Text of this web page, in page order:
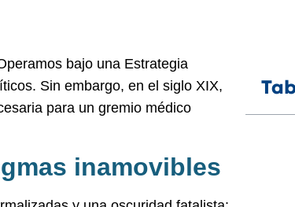
bajo una Estrategia
Sin embargo, en el siglo XIX,
para un gremio médico
inamovibles